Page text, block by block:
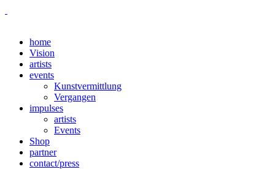
home
Vision
artists
events
Kunstvermittlung
Vergangen
impulses
artists
Events
Shop
partner
contact/press